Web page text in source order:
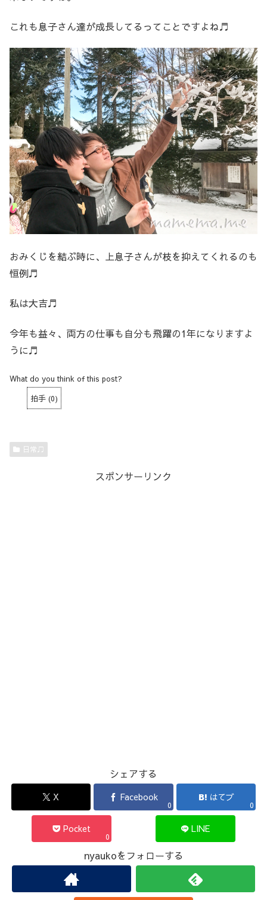
これも息子さん達が成長してるってことですよね♬
おみくじを結ぶ時に、上息子さんが枝を抑えてくれるのも
恒例♬
私は大吉♬
今年も益々、両方の仕事も自分も飛躍の1年になりますよ
うに♬
What do you think of this post?
拍手 (0)
日常♫
スポンサーリンク
シェアする
X Facebook
0
はてブ
0
Pocket
0
LINE
nyaukoをフォローする